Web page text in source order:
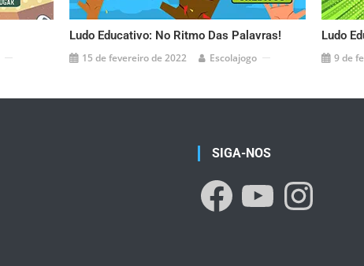
Ludo Educativo: No Ritmo Das Palavras!
15 de fevereiro de 2022 Escolajogo
Ludo
9 de
SIGA-NOS